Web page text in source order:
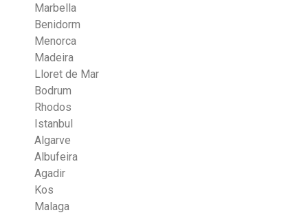
Marbella
Benidorm
Menorca
Madeira
Lloret de Mar
Bodrum
Rhodos
Istanbul
Algarve
Albufeira
Agadir
Kos
Malaga